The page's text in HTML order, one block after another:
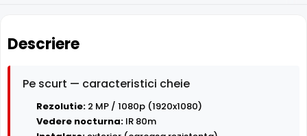
Descriere
Pe scurt — caracteristici cheie
Rezolutie: 2 MP / 1080p (1920x1080)
Vedere nocturna: IR 80m